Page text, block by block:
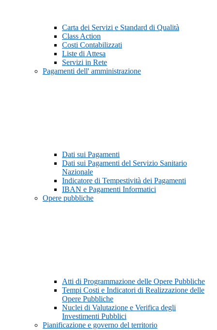
Carta dei Servizi e Standard di Qualità
Class Action
Costi Contabilizzati
Liste di Attesa
Servizi in Rete
Pagamenti dell' amministrazione
Dati sui Pagamenti
Dati sui Pagamenti del Servizio Sanitario
Nazionale
Indicatore di Tempestività dei Pagamenti
IBAN e Pagamenti Informatici
Opere pubbliche
Atti di Programmazione delle Opere Pubbliche
Tempi Costi e Indicatori di Realizzazione delle
Opere Pubbliche
Nuclei di Valutazione e Verifica degli
Investimenti Pubblici
Pianificazione e governo del territorio